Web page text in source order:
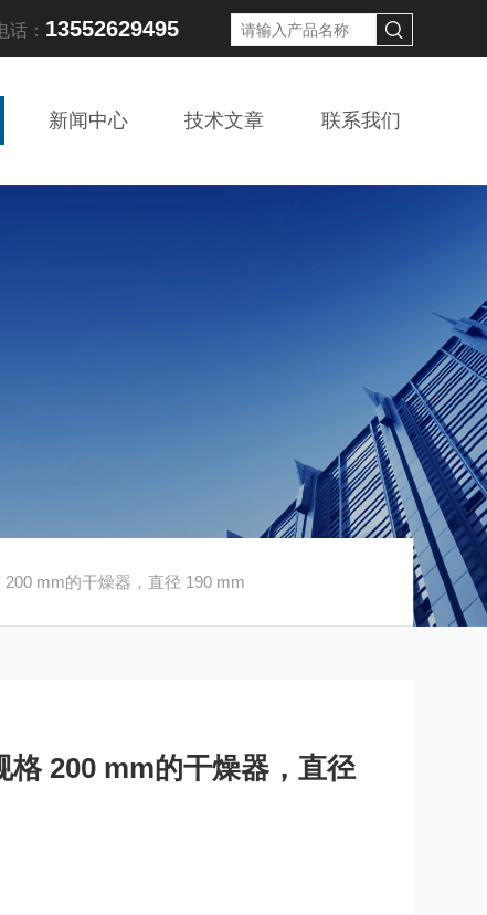
话： 13552629495
新闻中心 技术文章 联系我们
mm的干燥器，直径 190 mm
格 200 mm的干燥器，直径